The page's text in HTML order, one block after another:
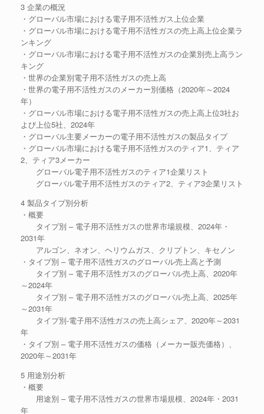
3 企業の概況
・グローバル市場における電子用不活性ガス上位企業
・グローバル市場における電子用不活性ガスの売上高上位企業ラ
ンキング
・グローバル市場における電子用不活性ガスの企業別売上高ラン
キング
・世界の企業別電子用不活性ガスの売上高
・世界の電子用不活性ガスのメーカー別価格（2020年～2024
年）
・グローバル市場における電子用不活性ガスの売上高上位3社お
よび上位5社、2024年
・グローバル主要メーカーの電子用不活性ガスの製品タイプ
・グローバル市場における電子用不活性ガスのティア1、ティア
2、ティア3メーカー
グローバル電子用不活性ガスのティア1企業リスト
グローバル電子用不活性ガスのティア2、ティア3企業リスト
4 製品タイプ別分析
・概要
タイプ別 – 電子用不活性ガスの世界市場規模、2024年・
2031年
アルゴン、ネオン、ヘリウムガス、クリプトン、キセノン
・タイプ別 – 電子用不活性ガスのグローバル売上高と予測
タイプ別 – 電子用不活性ガスのグローバル売上高、2020年
～2024年
タイプ別 – 電子用不活性ガスのグローバル売上高、2025年
～2031年
タイプ別-電子用不活性ガスの売上高シェア、2020年～2031
年
・タイプ別 – 電子用不活性ガスの価格（メーカー販売価格）、
2020年～2031年
5 用途別分析
・概要
用途別 – 電子用不活性ガスの世界市場規模、2024年・2031
年